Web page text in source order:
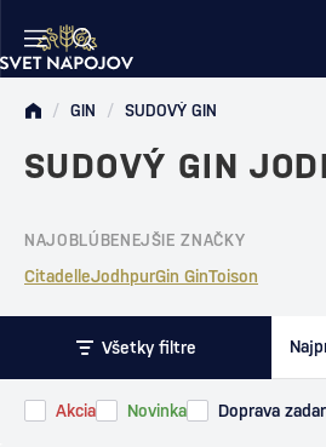
/ GIN / SUDOVÝ GIN
SUDOVÝ GIN
NAJOBLÚBENEJŠIE ZNAČKY
CitadelleJodhpurGin GinToison
Všetky filtre
Akcia Novinka Doprava